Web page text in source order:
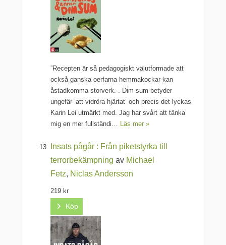
”Recepten är så pedagogiskt välutformade att
också ganska oerfarna hemmakockar kan
åstadkomma storverk. . Dim sum betyder
ungefär ’att vidröra hjärtat’ och precis det lyckas
Karin Lei utmärkt med. Jag har svårt att tänka
mig en mer fullständi… Läs mer »
Insats pågår : Från piketstyrka till
terrorbekämpning av Michael
Fetz, Niclas Andersson
219 kr
Köp